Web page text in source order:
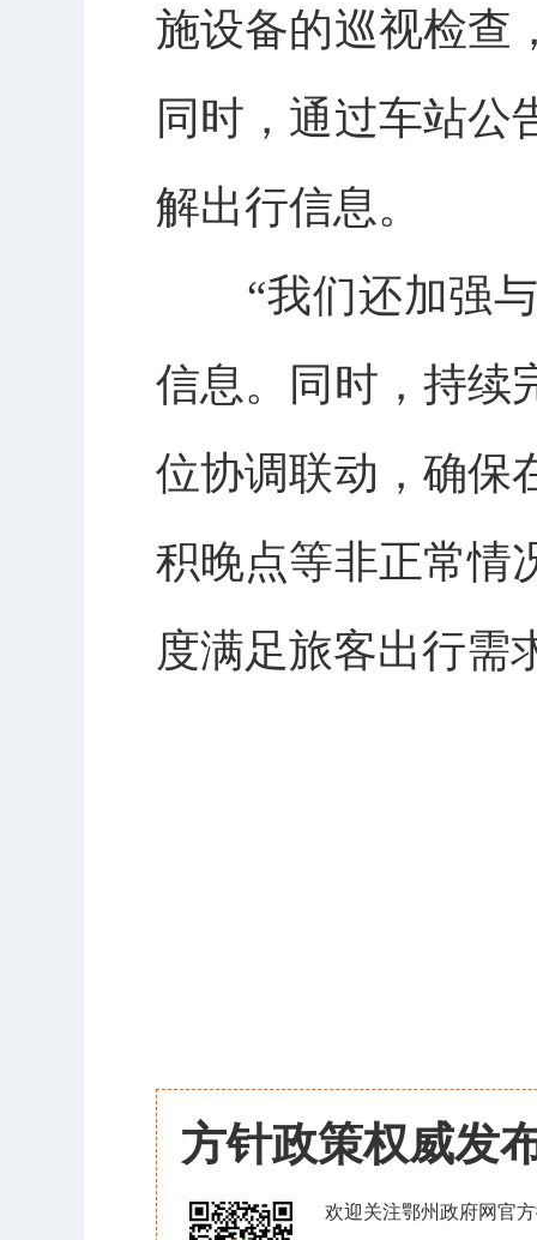
施设备的巡视检查
同时，通过车站公
解出行信息。
“我们还加强与
信息。同时，持续
位协调联动，确保
积晚点等非正常情
度满足旅客出行需
方针政策权威发
欢迎关注鄂州政府网官